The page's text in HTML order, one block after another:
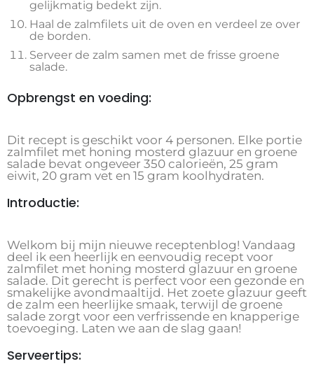
gelijkmatig bedekt zijn.
Haal de zalmfilets uit de oven en verdeel ze over
de borden.
Serveer de zalm samen met de frisse groene
salade.
Opbrengst en voeding:
Dit recept is geschikt voor 4 personen. Elke portie
zalmfilet met honing mosterd glazuur en groene
salade bevat ongeveer 350 calorieën, 25 gram
eiwit, 20 gram vet en 15 gram koolhydraten.
Introductie:
Welkom bij mijn nieuwe receptenblog! Vandaag
deel ik een heerlijk en eenvoudig recept voor
zalmfilet met honing mosterd glazuur en groene
salade. Dit gerecht is perfect voor een gezonde en
smakelijke avondmaaltijd. Het zoete glazuur geeft
de zalm een ​​heerlijke smaak, terwijl de groene
salade zorgt voor een verfrissende en knapperige
toevoeging. Laten we aan de slag gaan!
Serveertips: